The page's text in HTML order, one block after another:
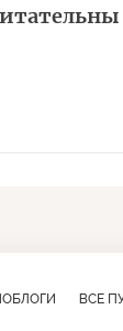
ВСЕ